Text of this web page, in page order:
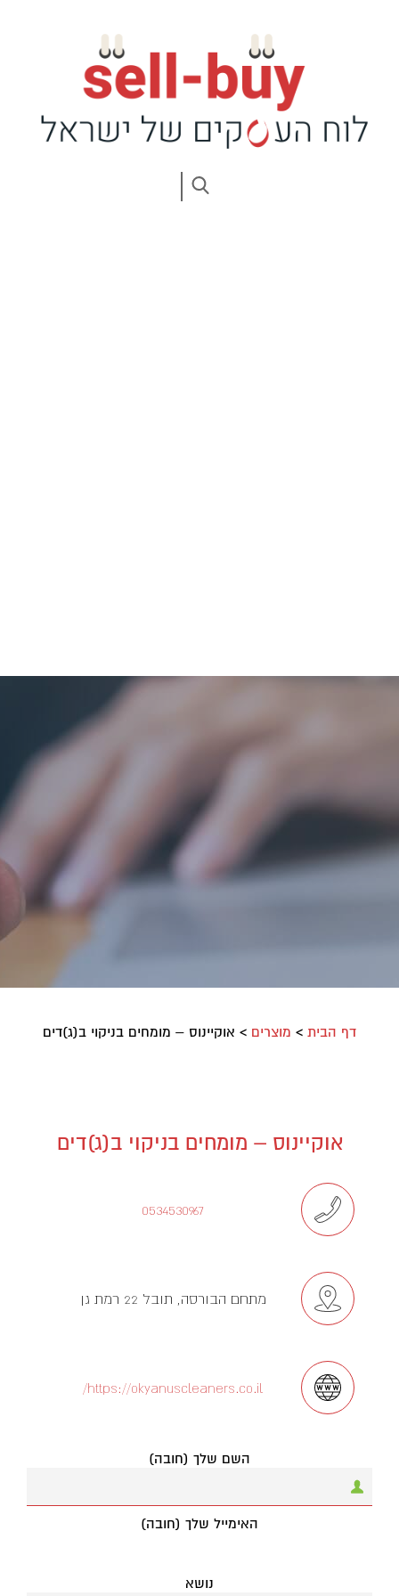
דף הבית > מוצרים > אוקיינוס – מומחים בניקוי ב(ג)דים
אוקיינוס – מומחים בניקוי ב(ג)דים
0534530967
מתחם הבורסה, תובל 22 רמת גן
https://okyanuscleaners.co.il/
השם שלך (חובה)
האימייל שלך (חובה)
נושא